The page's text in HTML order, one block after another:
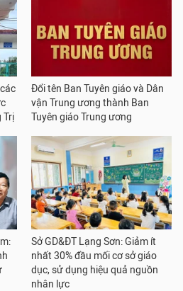
Trị
Đổi tên Ban Tuyên giáo và Dân
vận Trung ương thành Ban
Tuyên giáo Trung ương
Sở GD&ĐT Lạng Sơn: Giảm ít
nhất 30% đầu mối cơ sở giáo
dục, sử dụng hiệu quả nguồn
nhân lực